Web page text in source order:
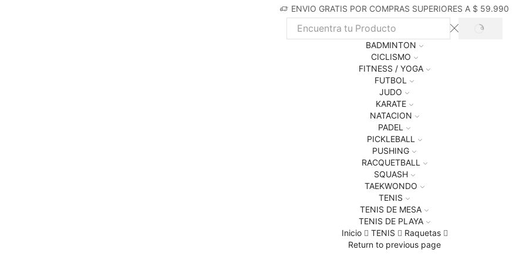
ENVIO GRATIS POR COMPRAS SUPERIORES A $ 59.990
BADMINTON
CICLISMO
FITNESS / YOGA
FUTBOL
JUDO
KARATE
NATACION
PADEL
PICKLEBALL
PUSHING
RACQUETBALL
SQUASH
TAEKWONDO
TENIS
TENIS DE MESA
TENIS DE PLAYA
Inicio
TENIS
Raquetas
Return to previous page